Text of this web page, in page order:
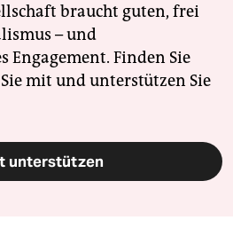
braucht guten, frei
– und
Engagement. Finden Sie
mit und unterstützen Sie
unterstützen